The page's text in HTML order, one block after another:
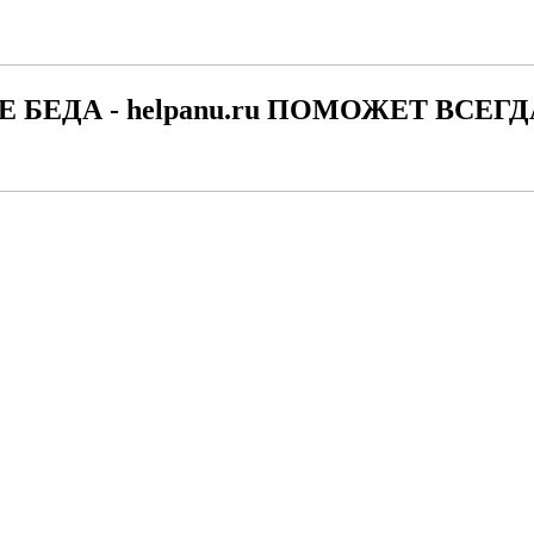
БЕДА - helpanu.ru ПОМОЖЕТ